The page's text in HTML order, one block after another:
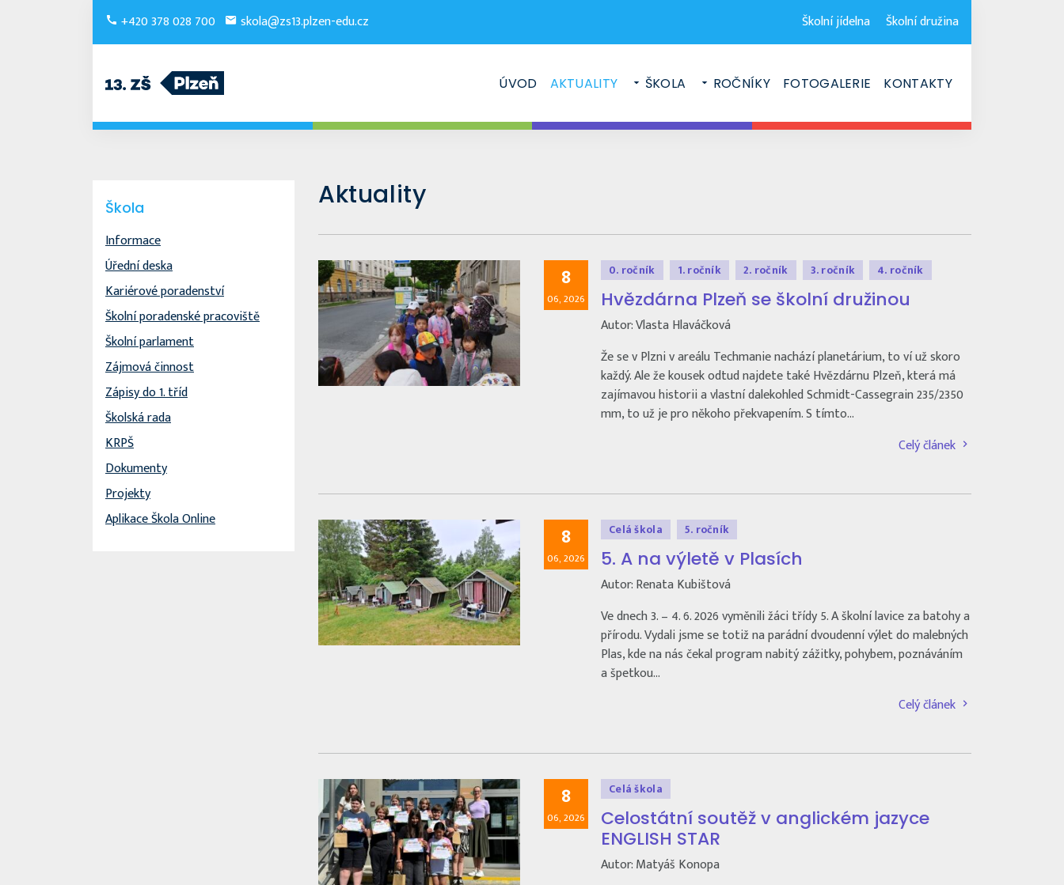
+420 378 028 700 skola@zs13.plzen-edu.cz Školní jídelna Školní družina
ÚVOD AKTUALITY ŠKOLA ROČNÍKY FOTOGALERIE KONTAKTY
Škola
Informace
Úřední deska
Kariérové poradenství
Školní poradenské pracoviště
Školní parlament
Zájmová činnost
Zápisy do 1. tříd
Školská rada
KRPŠ
Dokumenty
Projekty
Aplikace Škola Online
Aktuality
8
06, 2026
0. ročník 1. ročník 2. ročník 3. ročník 4. ročník
Hvězdárna Plzeň se školní družinou
Autor: Vlasta Hlaváčková
Že se v Plzni v areálu Techmanie nachází planetárium, to ví už skoro
každý. Ale že kousek odtud najdete také Hvězdárnu Plzeň, která má
zajímavou historii a vlastní dalekohled Schmidt-Cassegrain 235/2350
mm, to už je pro někoho překvapením. S tímto…
Celý článek
8
06, 2026
Celá škola 5. ročník
5. A na výletě v Plasích
Autor: Renata Kubištová
Ve dnech 3. – 4. 6. 2026 vyměnili žáci třídy 5. A školní lavice za batohy a
přírodu. Vydali jsme se totiž na parádní dvoudenní výlet do malebných
Plas, kde na nás čekal program nabitý zážitky, pohybem, poznáváním
a špetkou…
Celý článek
8
06, 2026
Celá škola
Celostátní soutěž v anglickém jazyce
ENGLISH STAR
Autor: Matyáš Konopa